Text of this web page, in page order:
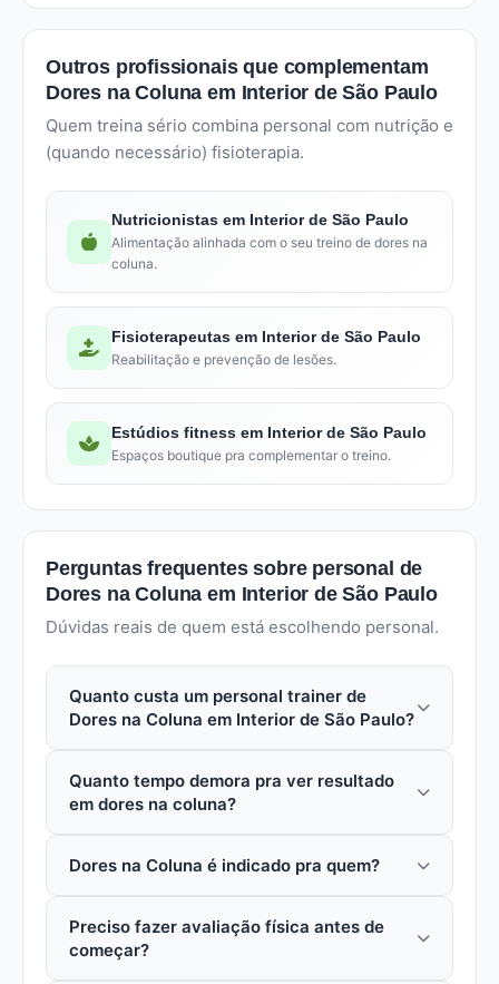
Outros profissionais que complementam
Dores na Coluna em Interior de São Paulo
Quem treina sério combina personal com nutrição e
(quando necessário) fisioterapia.
Nutricionistas em Interior de São Paulo
Alimentação alinhada com o seu treino de dores na
coluna.
Fisioterapeutas em Interior de São Paulo
Reabilitação e prevenção de lesões.
Estúdios fitness em Interior de São Paulo
Espaços boutique pra complementar o treino.
Perguntas frequentes sobre personal de
Dores na Coluna em Interior de São Paulo
Dúvidas reais de quem está escolhendo personal.
Quanto custa um personal trainer de
Dores na Coluna em Interior de São Paulo?
avulsa com personal especializado em dores na
coluna custa entre R$ 80 a R$ 250. Pacotes
30%. Dores na coluna
Quanto tempo demora pra ver resultado
em dores na coluna?
mudanças iniciais (postura, condicionamento)
estéticas significativas pedem 3 a 6 meses de
treino consistente. Aderência ao plano é o maior
Dores na Coluna é indicado pra quem?
trabalhar especificamente esse objetivo.
Personal trainer faz avaliação inicial pra
Preciso fazer avaliação física antes de
começar?